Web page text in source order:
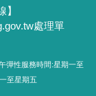
處理單
彈性服務時間:星期一至
至星期五